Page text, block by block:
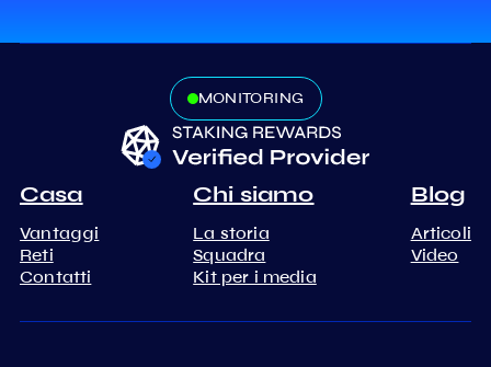
MONITORING
Casa
Vantaggi
Reti
Contatti
Chi siamo
La storia
Squadra
Kit per i media
Blog
Articoli
Video